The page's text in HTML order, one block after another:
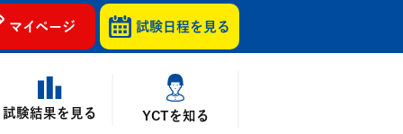
マイページ 試験日程を 見る
試験結果を見る YCTを知る